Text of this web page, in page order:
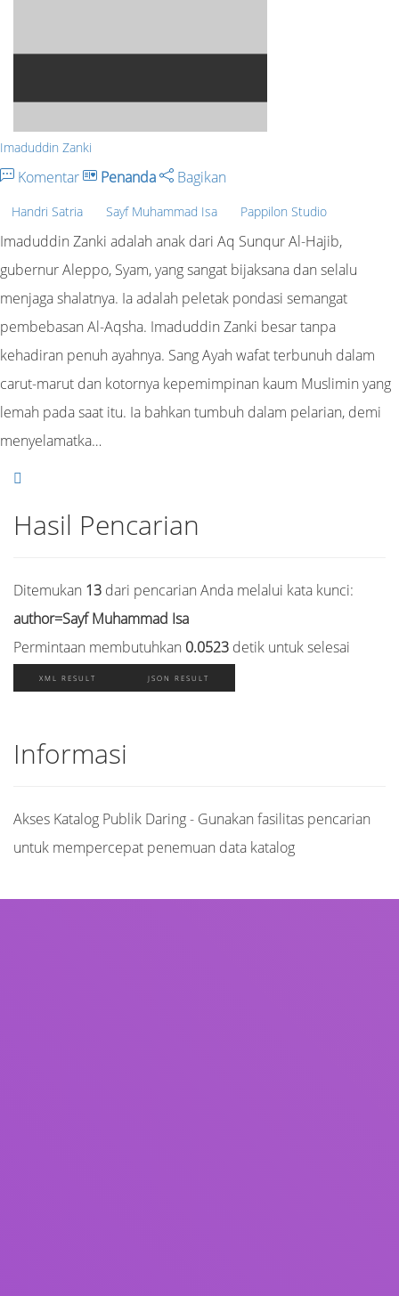
Imaduddin Zanki
Komentar Penanda Bagikan
Handri Satria Sayf Muhammad Isa Pappilon Studio
Imaduddin Zanki adalah anak dari Aq Sunqur Al-Hajib,
gubernur Aleppo, Syam, yang sangat bijaksana dan selalu
menjaga shalatnya. Ia adalah peletak pondasi semangat
pembebasan Al-Aqsha. Imaduddin Zanki besar tanpa
kehadiran penuh ayahnya. Sang Ayah wafat terbunuh dalam
carut-marut dan kotornya kepemimpinan kaum Muslimin yang
lemah pada saat itu. Ia bahkan tumbuh dalam pelarian, demi
menyelamatka…
Hasil Pencarian
Ditemukan 13 dari pencarian Anda melalui kata kunci:
author=Sayf Muhammad Isa
Permintaan membutuhkan 0.0523 detik untuk selesai
XML RESULT JSON RESULT
Informasi
Akses Katalog Publik Daring - Gunakan fasilitas pencarian
untuk mempercepat penemuan data katalog